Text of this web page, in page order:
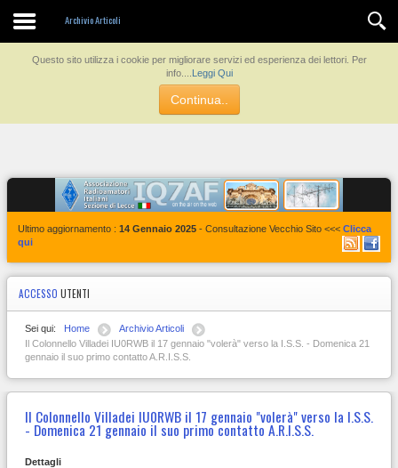
Questo sito utilizza i cookie per migliorare servizi ed esperienza dei lettori. Per
info....
Leggi Qui
Continua..
Archivio Articoli
Contatti
Ultimo aggiornamento : 14 Gennaio 2025 - Consultazione Vecchio Sito <<< Clicca
qui
ACCESSO UTENTI
Sei qui: Home
Archivio Articoli
Il Colonnello Villadei IU0RWB il 17 gennaio "volerà" verso la I.S.S. - Domenica 21
gennaio il suo primo contatto A.R.I.S.S.
Il Colonnello Villadei IU0RWB il 17 gennaio "volerà" verso la I.S.S.
- Domenica 21 gennaio il suo primo contatto A.R.I.S.S.
Dettagli